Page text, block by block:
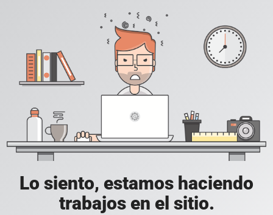
Lo siento, estamos haciendo
trabajos en el sitio.